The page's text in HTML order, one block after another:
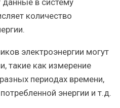
данные в систему
количество
электроэнергии могут
такие как измерение
периодах времени,
энергии и т.д.